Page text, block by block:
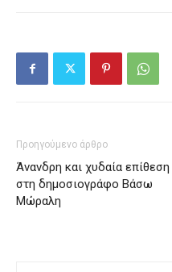
Προηγούμενο άρθρο
Άνανδρη και χυδαία επίθεση
στη δημοσιογράφο Βάσω
Μώραλη